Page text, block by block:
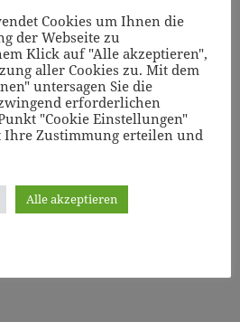
Cookies um Ihnen die
der Webseite zu
Klick auf "Alle akzeptieren",
aller Cookies zu. Mit dem
untersagen Sie die
erforderlichen
"Cookie Einstellungen"
Ihre Zustimmung erteilen und
Alle akzeptieren